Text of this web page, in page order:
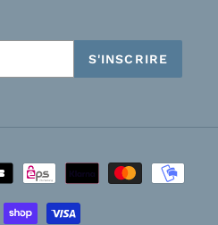
S'INSCRIRE
Moyens
de
paiement